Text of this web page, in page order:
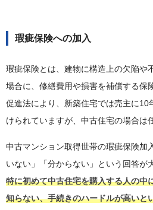
瑕疵保険への加入
瑕疵保険とは、建物に構造上の欠陥や
場合に、修繕費用や損害を補償する保
促進法により、新築住宅では売主に10
けられていますが、中古住宅の場合は
中古マンション取得世帯の瑕疵保険加
いない」「分からない」という回答が
特に初めて中古住宅を購入する人の中
知らない、手続きのハードルが高いと